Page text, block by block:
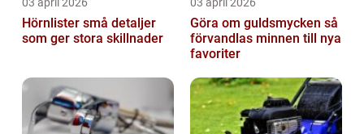
Hörnlister små detaljer
som ger stora skillnader
Göra om guldsmycken så
förvandlas minnen till nya
favoriter